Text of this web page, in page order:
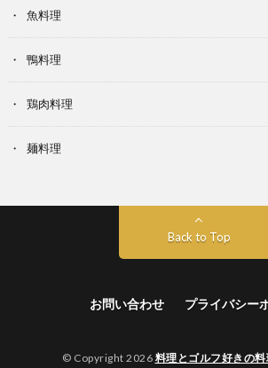
魚料理
鴨料理
鶏肉料理
麺料理
Back to Top
お問い合わせ プライバシー
© Copyright 2026 料理とゴルフ好きの